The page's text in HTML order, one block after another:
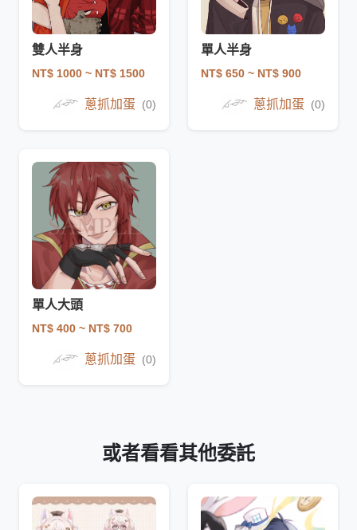
雙人半身
NT$ 1000 ~ NT$ 1500
蔥抓加蛋 (0)
單人半身
NT$ 650 ~ NT$ 900
蔥抓加蛋 (0)
單人大頭
NT$ 400 ~ NT$ 700
蔥抓加蛋 (0)
或者看看其他委託